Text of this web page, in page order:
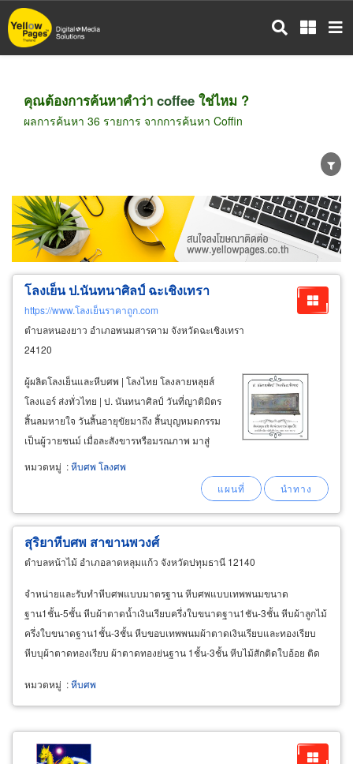
ข้าม
ไป
คุณต้องการค้นหาคำว่า coffee ใช่ไหม ?
ผลการค้นหา 36 รายการ จากการค้นหา Coffin
ขายส่ง ขายปลีก ผู้ผลิต
ตัวแทนจัดจำหน่าย
ผู้ส่งออก/นำเข้า
ธุรกิจบริการ
โลงเย็น ป.นันทนาศิลป์ ฉะเชิงเทรา
https://www.โลงเย็นราคาถูก.com
ตำบลหนองยาว อำเภอพนมสารคาม จังหวัดฉะเชิงเทรา
24120
ผู้ผลิตโลงเย็นและหีบศพ | โลงไทย โลงลายหลุยส์
โลงแอร์ ส่งทั่วไทย | ป. นันทนาศิลป์ วันที่ญาติมิตร
สิ้นลมหายใจ วันสิ้นอายุขัยมาถึง สิ้นบุญหมดกรรม
เป็นผู้วายชนม์ เมื่อละสังขารหรือมรณภาพ มาสู่
ญาติมิตร คนในครอบครัวหรือพระสงฆ์ ต้องการใช้
หีบศพหรือโลงศพ ติดต่อ ป. นันทนาศิลป์ โลงเย็น
หมวดหมู่ :หีบศพ โลงศพ
สุริยาหีบศพ สาขานพวงศ์
ตำบลหน้าไม้ อำเภอลาดหลุมแก้ว จังหวัดปทุมธานี 12140
จำหน่ายและรับทำหีบศพแบบมาตรฐาน หีบศพแบบเทพพนมขนาด
ฐาน1ชั้น-5ชั้น หีบผ้าตาดน้ำเงินเรียบครึ่งใบขนาดฐาน1ชัน-3ชั้น หีบผ้าลูกไม้
ครึ่งใบขนาดฐาน1ชั้น-3ชั้น หีบขอบเทพพนมผ้าตาดเงินเรียบและทองเรียบ
หีบบุผ้าตาดทองเรียบ ผ้าตาดทองย่นฐาน 1ชั้น-3ชั้น หีบไม้สักติดใบอ้อย ติด
เปลว99%
หมวดหมู่ :หีบศพ